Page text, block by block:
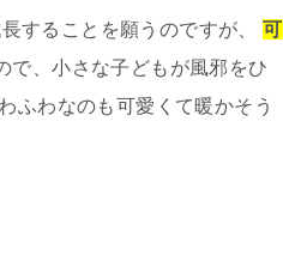
することを願うのですが、可
、小さな子どもが風邪をひ
ふわなのも可愛くて暖かそう